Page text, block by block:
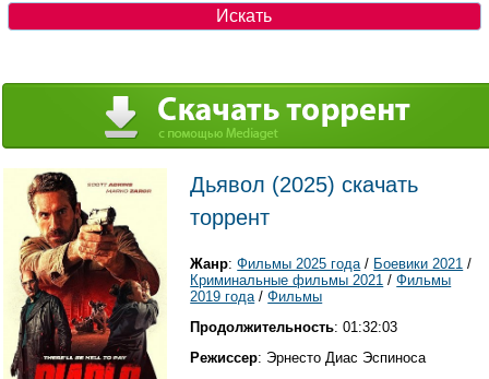
Дьявол (2025) скачать
торрент
Жанр:Фильмы 2025 года/ Боевики 2021 /
Криминальные фильмы 2021 /Фильмы
2019 года/Фильмы
Продолжительность: 01:32:03
Режиссер: Эрнесто Диас Эспиноса